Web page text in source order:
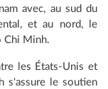
avec, au sud du
et au nord, le
Chi Minh.
les États-Unis et
s'assure le soutien